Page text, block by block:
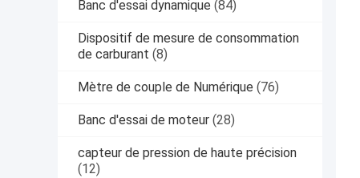
Banc d'essai dynamique (84)
Dispositif de mesure de consommation
de carburant (8)
Mètre de couple de Numérique (76)
Banc d'essai de moteur (28)
capteur de pression de haute précision
(12)